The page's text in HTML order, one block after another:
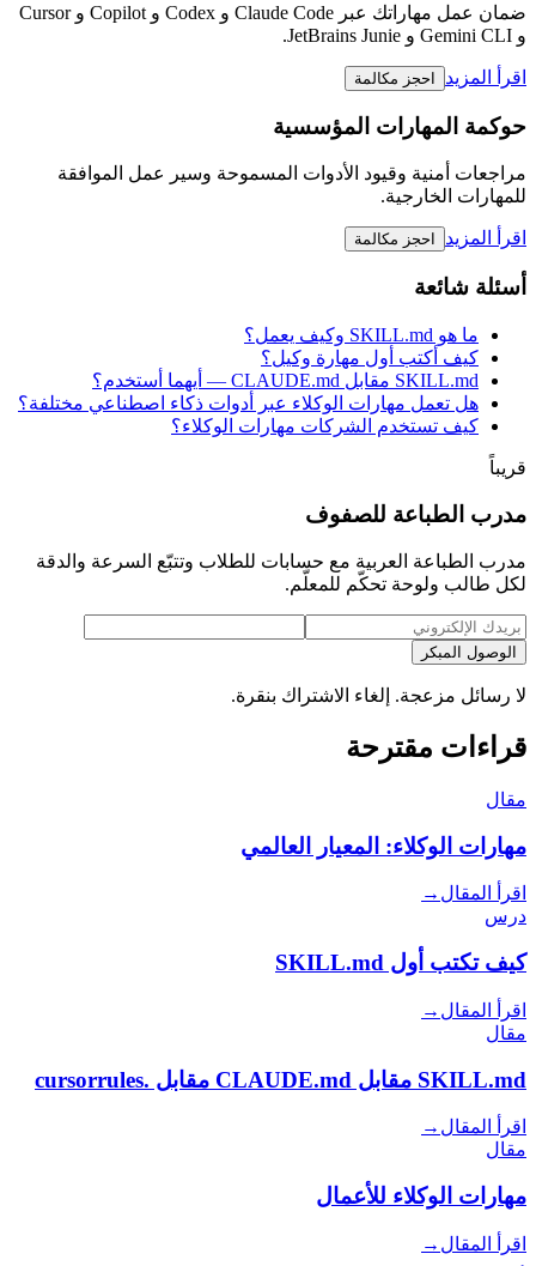
ضمان عمل مهاراتك عبر Claude Code و Codex و Copilot و Cursor
و Gemini CLI و JetBrains Junie.
اقرأ المزيد احجز مكالمة
حوكمة المهارات المؤسسية
مراجعات أمنية وقيود الأدوات المسموحة وسير عمل الموافقة
للمهارات الخارجية.
اقرأ المزيد احجز مكالمة
أسئلة شائعة
ما هو SKILL.md وكيف يعمل؟
كيف أكتب أول مهارة وكيل؟
SKILL.md مقابل CLAUDE.md — أيهما أستخدم؟
هل تعمل مهارات الوكلاء عبر أدوات ذكاء اصطناعي مختلفة؟
كيف تستخدم الشركات مهارات الوكلاء؟
قريباً
مدرب الطباعة للصفوف
مدرب الطباعة العربية مع حسابات للطلاب وتتبّع السرعة والدقة
لكل طالب ولوحة تحكّم للمعلّم.
الوصول المبكر
لا رسائل مزعجة. إلغاء الاشتراك بنقرة.
قراءات مقترحة
مقال
مهارات الوكلاء: المعيار العالمي
اقرأ المقال →
درس
كيف تكتب أول SKILL.md
اقرأ المقال →
مقال
SKILL.md مقابل CLAUDE.md مقابل .cursorrules
اقرأ المقال →
مقال
مهارات الوكلاء للأعمال
اقرأ المقال →